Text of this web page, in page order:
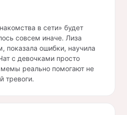
в сети» будет
совсем иначе. Лиза
показала ошибки, научила
с девочками просто
реально помогают не
тревоги.